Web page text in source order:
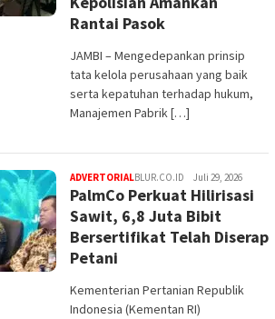
Rantai Pasok
JAMBI – Mengedepankan prinsip
tata kelola perusahaan yang baik
serta kepatuhan terhadap hukum,
Manajemen Pabrik […]
ADVERTORIALBLUR.CO.ID Juli 29, 2026
PalmCo Perkuat Hilirisasi
Sawit, 6,8 Juta Bibit
Bersertifikat Telah Diserap
Petani
Kementerian Pertanian Republik
Indonesia (Kementan RI)